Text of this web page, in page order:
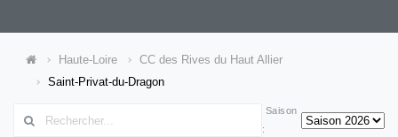
Haute-Loire
CC des Rives du Haut Allier
Saint-Privat-du-Dragon
Saison
: